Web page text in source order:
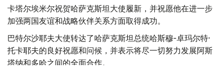
卡塔尔埃米尔祝贺哈萨克斯坦大使履新，并祝愿他在进一步
加强两国友谊和战略伙伴关系方面取得成功。
巴特尔沙耶夫大使转达了哈萨克斯坦总统哈斯穆-卓玛尔特·
托卡耶夫的良好祝愿和问候，并表示将尽一切努力发展阿斯
塔纳和多哈之间的全面合作。